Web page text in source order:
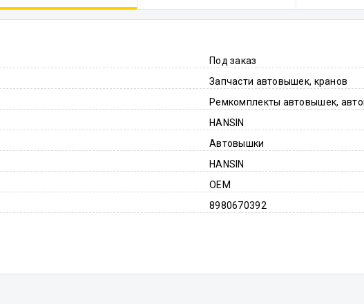
Под заказ
Запчасти автовышек, кранов
Ремкомплекты автовышек,
HANSIN
Автовышки
HANSIN
OEM
8980670392